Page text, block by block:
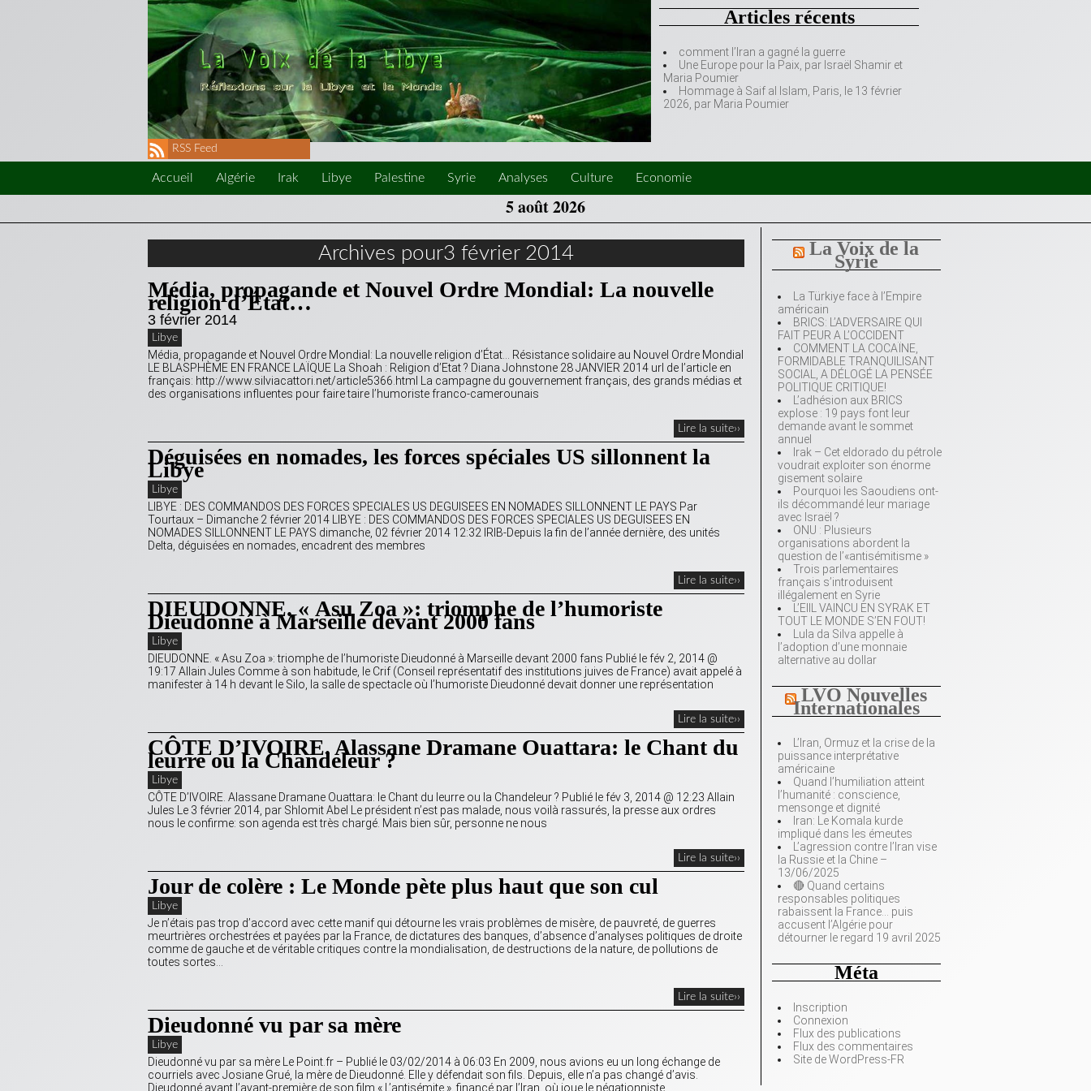
Articles récents
comment l’Iran a gagné la guerre
Une Europe pour la Paix, par Israël Shamir et
Maria Poumier
Hommage à Saif al Islam, Paris, le 13 février
2026, par Maria Poumier
RSS Feed
Accueil Algérie Irak Libye Palestine Syrie Analyses Culture Economie
5 août 2026
La Voix de la
Syrie
La Türkiye face à l’Empire
américain
BRICS: L’ADVERSAIRE QUI
FAIT PEUR A L’OCCIDENT
COMMENT LA COCAÏNE,
FORMIDABLE TRANQUILISANT
SOCIAL, A DÉLOGÉ LA PENSÉE
POLITIQUE CRITIQUE!
L’adhésion aux BRICS
explose : 19 pays font leur
demande avant le sommet
annuel
Irak – Cet eldorado du pétrole
voudrait exploiter son énorme
gisement solaire
Pourquoi les Saoudiens ont-
ils décommandé leur mariage
avec Israël ?
ONU : Plusieurs
organisations abordent la
question de l’«antisémitisme »
Trois parlementaires
français s’introduisent
illégalement en Syrie
L’EIIL VAINCU EN SYRAK ET
TOUT LE MONDE S’EN FOUT!
Lula da Silva appelle à
l’adoption d’une monnaie
alternative au dollar
LVO Nouvelles
Internationales
L’Iran, Ormuz et la crise de la
puissance interprétative
américaine
Quand l’humiliation atteint
l’humanité : conscience,
mensonge et dignité
Iran: Le Komala kurde
impliqué dans les émeutes
L’agression contre l’Iran vise
la Russie et la Chine –
13/06/2025
🔴 Quand certains
responsables politiques
rabaissent la France… puis
accusent l’Algérie pour
détourner le regard 19 avril 2025
Méta
Inscription
Connexion
Flux des publications
Flux des commentaires
Site de WordPress-FR
Archives pour3 février 2014
Média, propagande et Nouvel Ordre Mondial: La nouvelle
religion d’État…
3 février 2014
Libye
Média, propagande et Nouvel Ordre Mondial: La nouvelle religion d’État… Résistance solidaire au Nouvel Ordre Mondial
LE BLASPHÈME EN FRANCE LAÏQUE La Shoah : Religion d’Etat ? Diana Johnstone 28 JANVIER 2014 url de l’article en
français: http://www.silviacattori.net/article5366.html La campagne du gouvernement français, des grands médias et
des organisations influentes pour faire taire l’humoriste franco-camerounais
Lire la suite››
Déguisées en nomades, les forces spéciales US sillonnent la
Libye
Libye
LIBYE : DES COMMANDOS DES FORCES SPECIALES US DEGUISEES EN NOMADES SILLONNENT LE PAYS Par
Tourtaux – Dimanche 2 février 2014 LIBYE : DES COMMANDOS DES FORCES SPECIALES US DEGUISEES EN
NOMADES SILLONNENT LE PAYS dimanche, 02 février 2014 12:32 IRIB-Depuis la fin de l’année dernière, des unités
Delta, déguisées en nomades, encadrent des membres
Lire la suite››
DIEUDONNE. « Asu Zoa »: triomphe de l’humoriste
Dieudonné à Marseille devant 2000 fans
Libye
DIEUDONNE. « Asu Zoa »: triomphe de l’humoriste Dieudonné à Marseille devant 2000 fans Publié le fév 2, 2014 @
19:17 Allain Jules Comme à son habitude, le Crif (Conseil représentatif des institutions juives de France) avait appelé à
manifester à 14 h devant le Silo, la salle de spectacle où l’humoriste Dieudonné devait donner une représentation
Lire la suite››
CÔTE D’IVOIRE. Alassane Dramane Ouattara: le Chant du
leurre ou la Chandeleur ?
Libye
CÔTE D’IVOIRE. Alassane Dramane Ouattara: le Chant du leurre ou la Chandeleur ? Publié le fév 3, 2014 @ 12:23 Allain
Jules Le 3 février 2014, par Shlomit Abel Le président n’est pas malade, nous voilà rassurés, la presse aux ordres
nous le confirme: son agenda est très chargé. Mais bien sûr, personne ne nous
Lire la suite››
Jour de colère : Le Monde pète plus haut que son cul
Libye
Je n’étais pas trop d’accord avec cette manif qui détourne les vrais problèmes de misère, de pauvreté, de guerres
meurtrières orchestrées et payées par la France, de dictatures des banques, d’absence d’analyses politiques de droite
comme de gauche et de véritable critiques contre la mondialisation, de destructions de la nature, de pollutions de
toutes sortes…
Lire la suite››
Dieudonné vu par sa mère
Libye
Dieudonné vu par sa mère Le Point.fr – Publié le 03/02/2014 à 06:03 En 2009, nous avions eu un long échange de
courriels avec Josiane Grué, la mère de Dieudonné. Elle y défendait son fils. Depuis, elle n’a pas changé d’avis.
Dieudonné avant l’avant-première de son film « L’antisémite », financé par l’Iran, où joue le négationniste